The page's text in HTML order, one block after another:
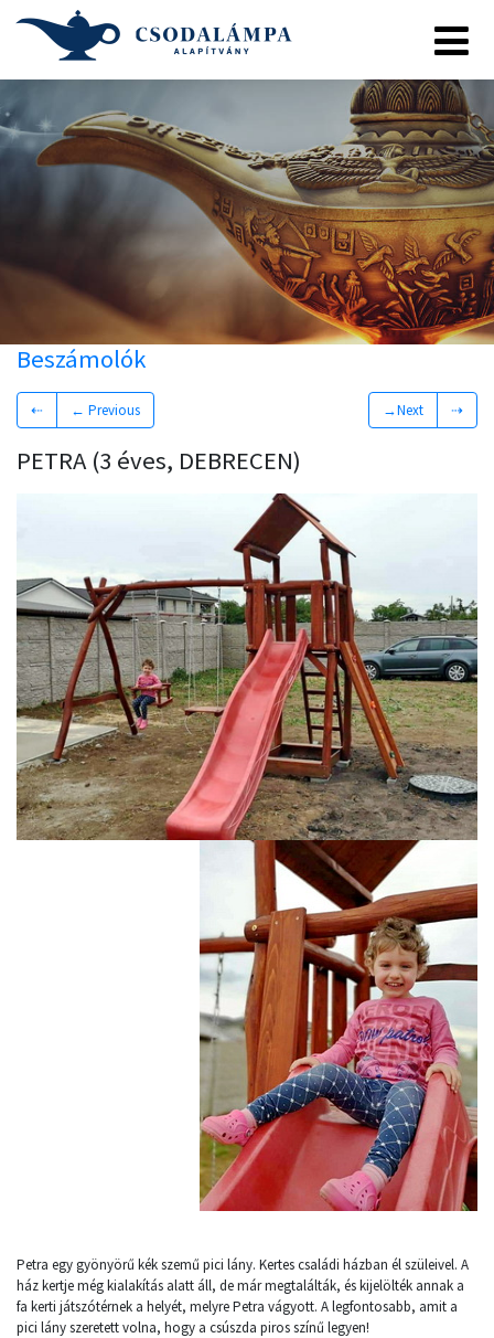
Beszámolók
⇠ ← Previous →Next ⇢
PETRA (3 éves, DEBRECEN)
Petra egy gyönyörű kék szemű pici lány. Kertes családi házban él szüleivel. A
ház kertje még kialakítás alatt áll, de már megtalálták, és kijelölték annak a
fa kerti játszótérnek a helyét, melyre Petra vágyott. A legfontosabb, amit a
pici lány szeretett volna, hogy a csúszda piros színű legyen!